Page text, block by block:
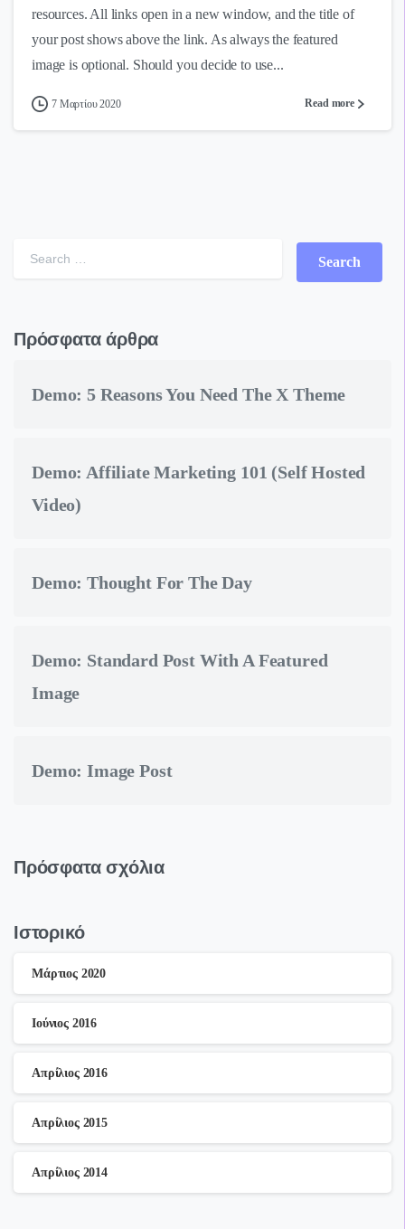
resources. All links open in a new window, and the title of
your post shows above the link. As always the featured
image is optional. Should you decide to use...
7 Μαρτίου 2020 Read more
Search for:
Πρόσφατα άρθρα
Demo: 5 Reasons You Need The X Theme
Demo: Affiliate Marketing 101 (Self Hosted
Video)
Demo: Thought For The Day
Demo: Standard Post With A Featured
Image
Demo: Image Post
Πρόσφατα σχόλια
Ιστορικό
Μάρτιος 2020
Ιούνιος 2016
Απρίλιος 2016
Απρίλιος 2015
Απρίλιος 2014